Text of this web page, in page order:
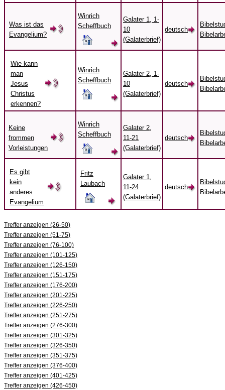
Was ist das
Evangelium?
Winrich
Scheffbuch
Galater 1, 1-
10
(Galaterbrief)
deutsch
Wie kann
man
Jesus
Christus
erkennen?
Winrich
Scheffbuch
Galater 2, 1-
10
(Galaterbrief)
deutsch
Keine
frommen
Vorleistungen
Winrich
Scheffbuch
Galater 2,
11-21
(Galaterbrief)
deutsch
Es gibt
kein
anderes
Evangelium
Fritz
Laubach
Galater 1,
11-24
(Galaterbrief)
deutsch
Treffer anzeigen (26-50)
Treffer anzeigen (51-75)
Treffer anzeigen (76-100)
Treffer anzeigen (101-125)
Treffer anzeigen (126-150)
Treffer anzeigen (151-175)
Treffer anzeigen (176-200)
Treffer anzeigen (201-225)
Treffer anzeigen (226-250)
Treffer anzeigen (251-275)
Treffer anzeigen (276-300)
Treffer anzeigen (301-325)
Treffer anzeigen (326-350)
Treffer anzeigen (351-375)
Treffer anzeigen (376-400)
Treffer anzeigen (401-425)
Treffer anzeigen (426-450)